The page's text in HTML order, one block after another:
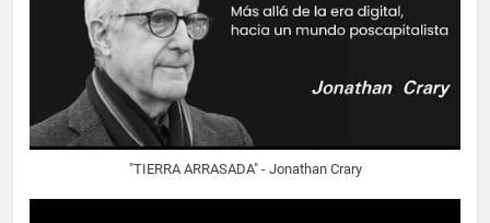
"TIERRA ARRASADA" - Jonathan Crary